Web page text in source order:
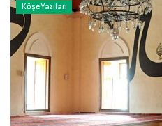
Köşe Yazıları